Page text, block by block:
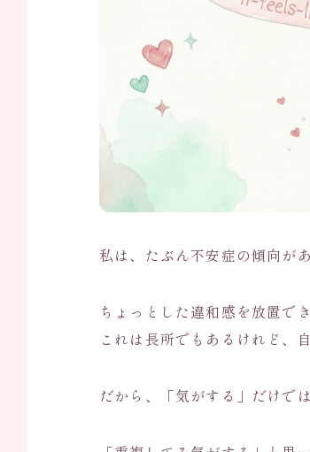
私は、たぶん不安症の傾向があ
ちょっとした違和感を放置で
これは長所でもあるけれど、
だから、「気がする」だけで